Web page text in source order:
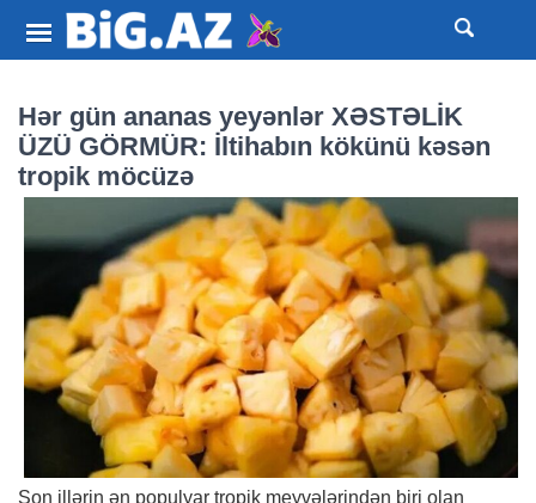
Hər gün ananas yeyənlər XƏSTƏLİK
ÜZÜ GÖRMÜR: İltihabın kökünü kəsən
tropik möcüzə
Son illərin ən populyar tropik meyvələrindən biri olan